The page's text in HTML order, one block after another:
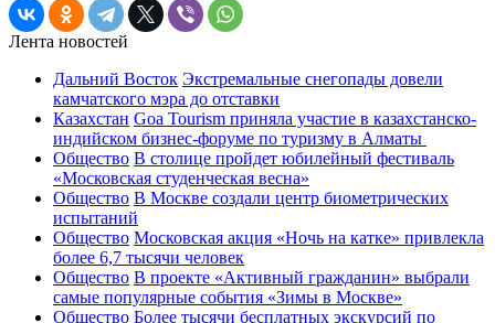
Лента новостей
Дальний Восток Экстремальные снегопады довели
камчатского мэра до отставки
Казахстан Goa Tourism приняла участие в казахстанско-
индийском бизнес-форуме по туризму в Алматы
Общество В столице пройдет юбилейный фестиваль
«Московская студенческая весна»
Общество В Москве создали центр биометрических
испытаний
Общество Московская акция «Ночь на катке» привлекла
более 6,7 тысячи человек
Общество В проекте «Активный гражданин» выбрали
самые популярные события «Зимы в Москве»
Общество Более тысячи бесплатных экскурсий по